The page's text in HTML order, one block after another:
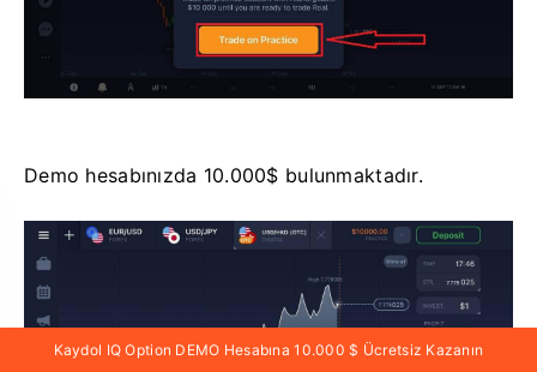
Demo hesabınızda 10.000$ bulunmaktadır.
Kaydol IQ Option DEMO Hesabına 10.000 $ Ücretsiz Kazanın